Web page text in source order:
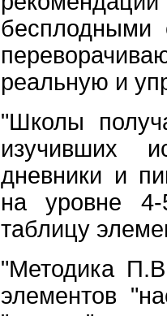
бесплодными
реальную и
"Школы
изучивших
дневники и
на уровне 4-
таблицу
"Методика
элементов